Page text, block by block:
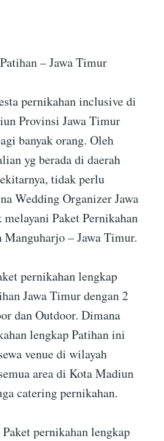
– Jawa Timur
pernikahan inclusive di
Provinsi Jawa Timur
banyak orang. Oleh
yg berada di daerah
tidak perlu
Wedding Organizer Jawa
Paket Pernikahan
– Jawa Timur.
pernikahan lengkap
Jawa Timur dengan 2
dan Outdoor. Dimana
lengkap Patihan ini
venue di wilayah
area di Kota Madiun
catering pernikahan.
pernikahan lengkap